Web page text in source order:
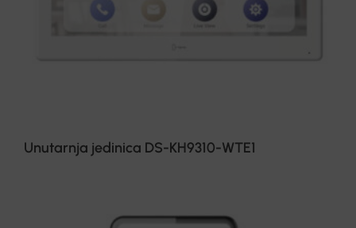
Unutarnja jedinica DS-KH9310-WTE1